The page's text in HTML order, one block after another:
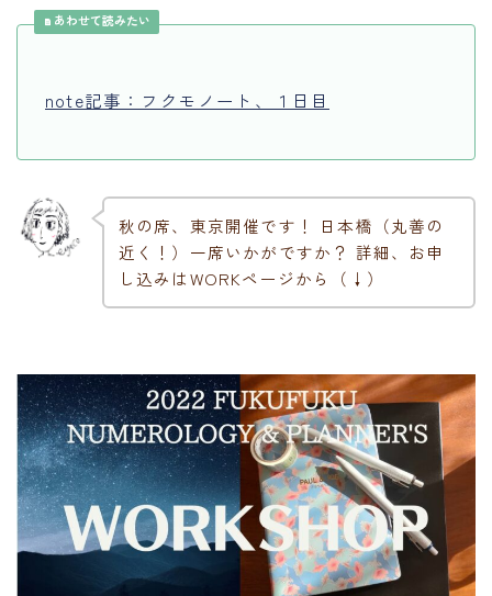
あわせて読みたい
note記事：フクモノート、１日目
秋の席、東京開催です！ 日本橋（丸善の
近く！）一席いかがですか？ 詳細、お申
し込みはWORKページから（↓）